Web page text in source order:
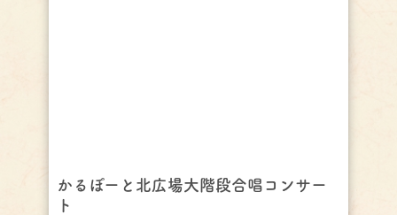
かるぽーと北広場大階段合唱コンサー
ト